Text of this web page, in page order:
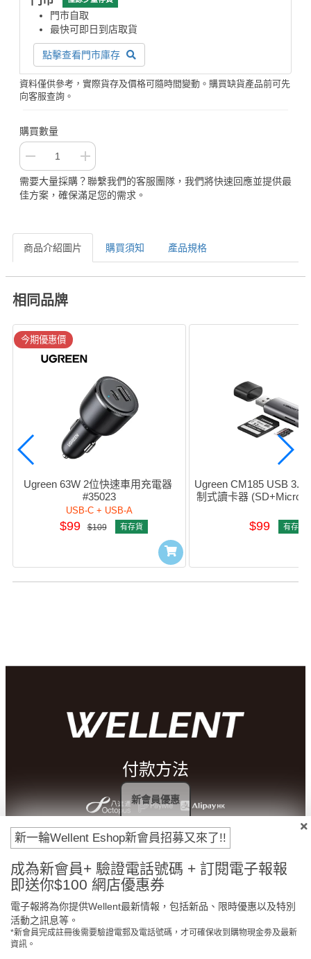
門市自取
最快可即日到店取貨
點擊查看門市庫存
資料僅供參考，實際貨存及價格可隨時間變動。購買缺貨產品前可先
向客服查詢。
購買數量
需要大量採購？聯繫我們的客服團隊，我們將快速回應並提供最
佳方案，確保滿足您的需求。
商品介紹圖片 購買須知 產品規格
相同品牌
今期優惠價
Ugreen 63W 2位快速車用充電器
#35023
USB-C + USB-A
$99 $109 有存貨
Ugreen CM185 USB
制式讀卡器
$99 有存貨
付款方法
門市免費自取 原裝行貨保證
新一輪Wellent Eshop新會員招募又來了!!
成為新會員+ 驗證電話號碼 + 訂閱電子報報
即送你$100 網店優惠券
電子報將為你提供Wellent最新情報，包括新品、限時優惠以及特別
活動之訊息等。
*新會員完成註冊後需要驗證電郵及電話號碼，才可確保收到購物現金劵及最新
資訊。
新會員優惠